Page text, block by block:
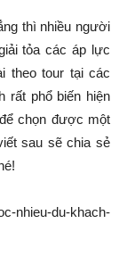
thì nhiều người
tỏa các áp lực
theo tour tại các
rất phổ biến hiện
chọn được một
sau sẽ chia sẻ